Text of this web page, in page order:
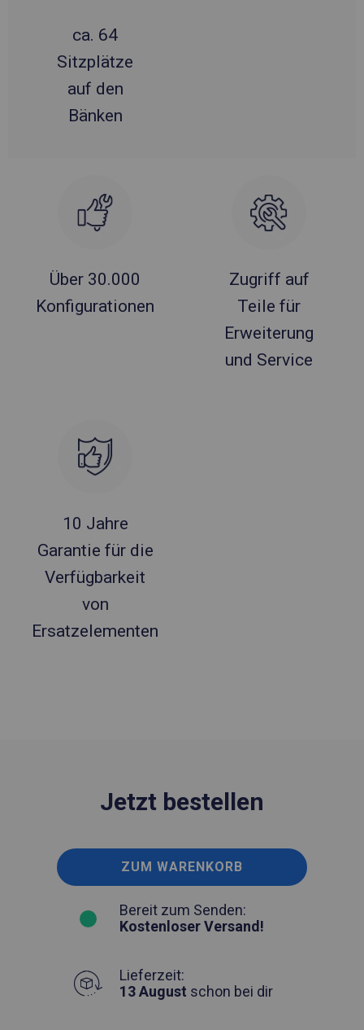
ca. 64
Sitzplätze
auf den
Bänken
Über 30.000
Konfigurationen
Zugriff auf
Teile für
Erweiterung
und Service
10 Jahre
Garantie für die
Verfügbarkeit
von
Ersatzelementen
Jetzt bestellen
ZUM WARENKORB
Bereit zum Senden:
Kostenloser Versand!
Lieferzeit:
13 August schon bei dir